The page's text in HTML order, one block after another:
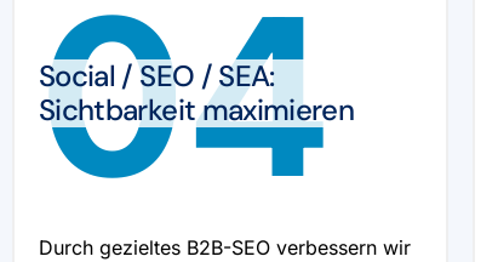
04
Social / SEO / SEA:
Sichtbarkeit maximieren
Durch gezieltes B2B-SEO verbessern wir